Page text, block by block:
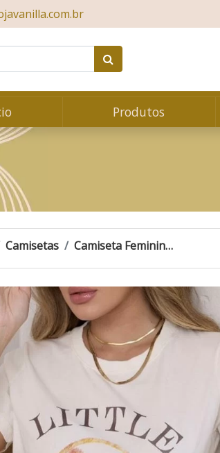
Produtos
ESTAMPADA
Camisetas Camiseta Feminina Estampada York